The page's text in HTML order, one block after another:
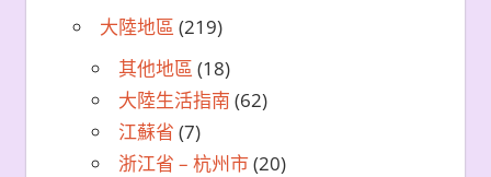
大陸地區 (219)
其他地區 (18)
大陸生活指南 (62)
江蘇省 (7)
浙江省 – 杭州市(20)